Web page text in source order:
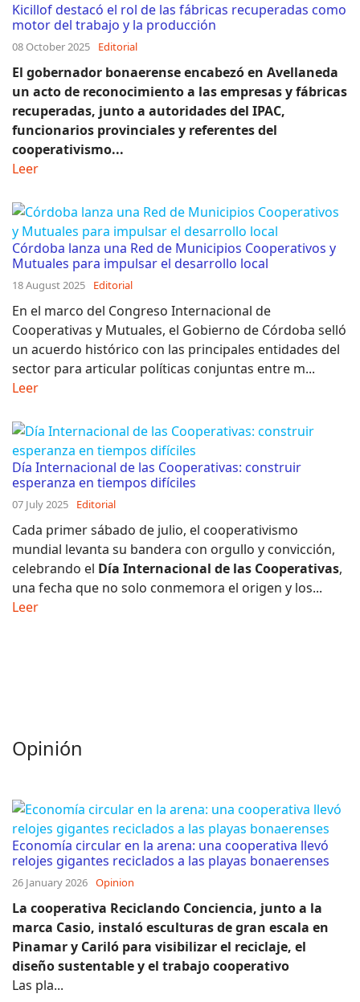
Kicillof destacó el rol de las fábricas recuperadas como
motor del trabajo y la producción
08 October 2025 Editorial
El gobernador bonaerense encabezó en Avellaneda
un acto de reconocimiento a las empresas y fábricas
recuperadas, junto a autoridades del IPAC,
funcionarios provinciales y referentes del
cooperativismo...
Leer
Córdoba lanza una Red de Municipios Cooperativos y
Mutuales para impulsar el desarrollo local
18 August 2025 Editorial
En el marco del Congreso Internacional de
Cooperativas y Mutuales, el Gobierno de Córdoba selló
un acuerdo histórico con las principales entidades del
sector para articular políticas conjuntas entre m...
Leer
Día Internacional de las Cooperativas: construir
esperanza en tiempos difíciles
07 July 2025 Editorial
Cada primer sábado de julio, el cooperativismo
mundial levanta su bandera con orgullo y convicción,
celebrando el Día Internacional de las Cooperativas,
una fecha que no solo conmemora el origen y los...
Leer
Opinión
Economía circular en la arena: una cooperativa llevó
relojes gigantes reciclados a las playas bonaerenses
26 January 2026 Opinion
La cooperativa Reciclando Conciencia, junto a la
marca Casio, instaló esculturas de gran escala en
Pinamar y Cariló para visibilizar el reciclaje, el
diseño sustentable y el trabajo cooperativo
Las pla...